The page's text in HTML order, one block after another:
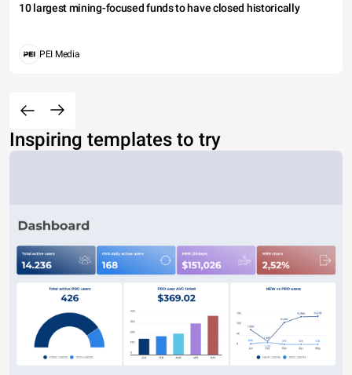
10 largest mining-focused funds to have closed historically
PEI Media
Inspiring templates to try